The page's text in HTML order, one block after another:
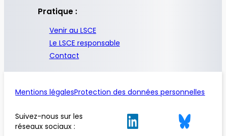
Pratique :
Venir au LSCE
Le LSCE responsable
Contact
Mentions légalesProtection des données personnelles
Suivez-nous sur les
réseaux sociaux :